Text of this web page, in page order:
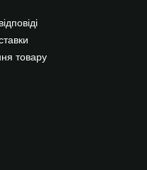
товару